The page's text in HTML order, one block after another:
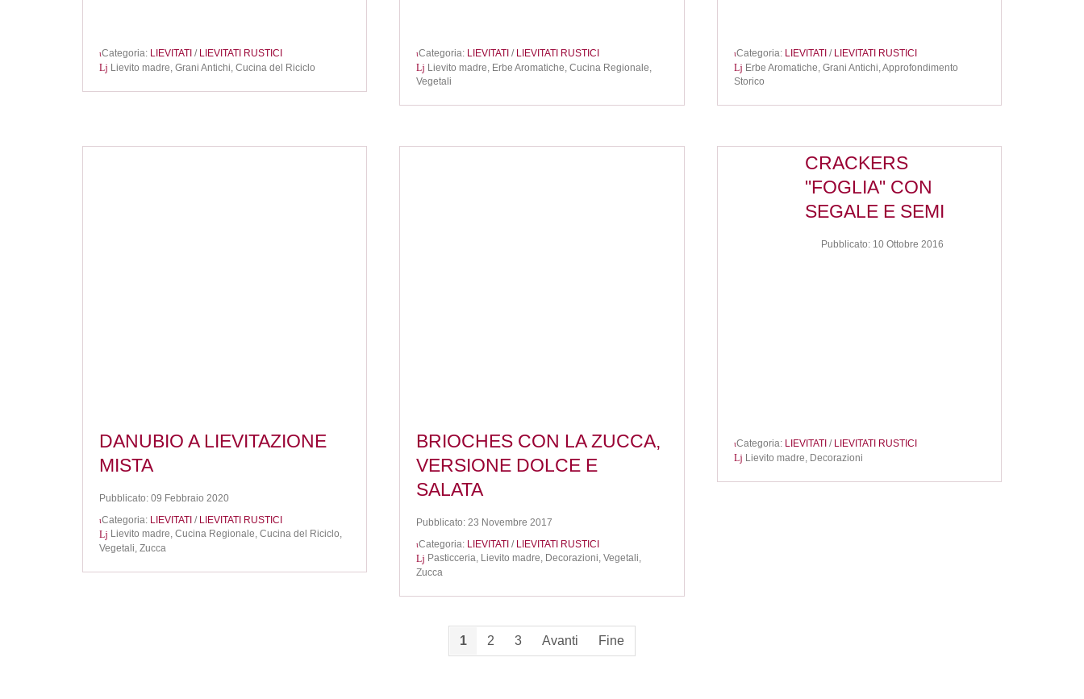
Categoria: LIEVITATI / LIEVITATI RUSTICI
Lievito madre, Grani Antichi, Cucina del Riciclo
Categoria: LIEVITATI / LIEVITATI RUSTICI
Lievito madre, Erbe Aromatiche,Cucina Regionale,
Vegetali
Categoria: LIEVITATI / LIEVITATI RUSTICI
Erbe Aromatiche, Grani Antichi,Approfondimento
Storico
DANUBIO A LIEVITAZIONE
MISTA
Pubblicato: 09 Febbraio 2020
Categoria: LIEVITATI / LIEVITATI RUSTICI
Lievito madre, Cucina Regionale, Cucina del Riciclo,
Vegetali, Zucca
BRIOCHES CON LA ZUCCA,
VERSIONE DOLCE E
SALATA
Pubblicato: 23 Novembre 2017
Categoria: LIEVITATI / LIEVITATI RUSTICI
Pasticceria, Lievito madre, Decorazioni,Vegetali,
Zucca
CRACKERS
"FOGLIA" CON
SEGALE E SEMI
Pubblicato: 10 Ottobre 2016
Categoria: LIEVITATI / LIEVITATI RUSTICI
Lievito madre, Decorazioni
1 2 3 Avanti Fine